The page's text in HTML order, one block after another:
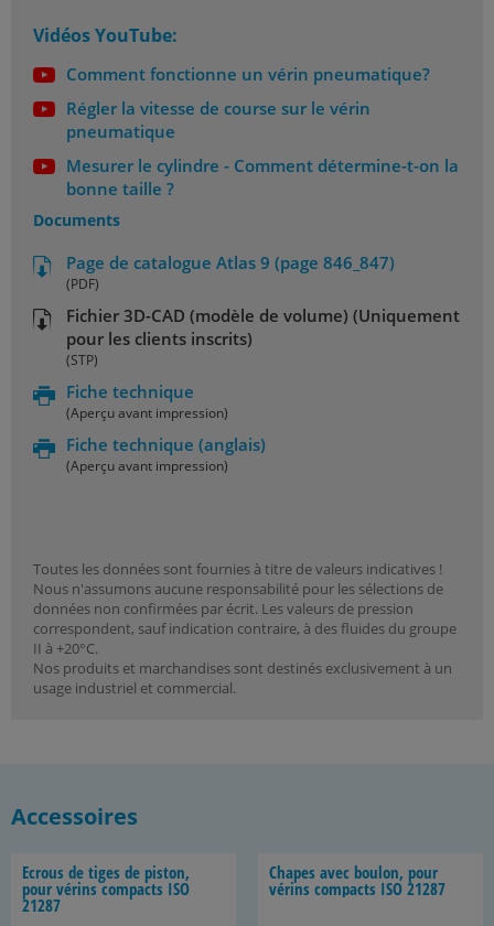
Vidéos YouTube:
Comment fonctionne un vérin pneumatique?
Régler la vitesse de course sur le vérin
pneumatique
Mesurer le cylindre - Comment détermine-t-on la
bonne taille ?
Documents
Page de catalogue Atlas 9 (page 846_847)
(PDF)
Fichier 3D-CAD (modèle de volume) (Uniquement
pour les clients inscrits)
(STP)
Fiche technique
(Aperçu avant impression)
Fiche technique (anglais)
(Aperçu avant impression)
Toutes les données sont fournies à titre de valeurs indicatives !
Nous n'assumons aucune responsabilité pour les sélections de
données non confirmées par écrit. Les valeurs de pression
correspondent, sauf indication contraire, à des fluides du groupe
II à +20°C.
Nos produits et marchandises sont destinés exclusivement à un
usage industriel et commercial.
Accessoires
Ecrous de tiges de pis­ton,
pour vé­rins com­pacts ISO
21287
Chapes avec bou­lon, pour
vé­rins com­pacts ISO 21287